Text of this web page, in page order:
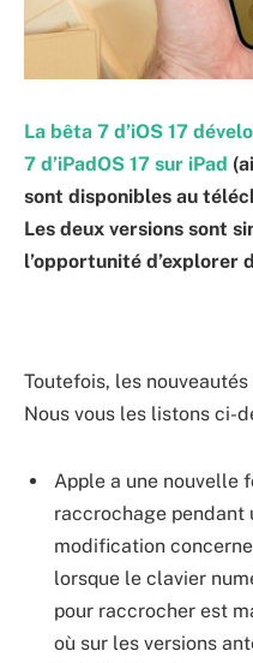
La bêta 7 d’iOS 17
7 d’iPadOS 17 sur iPad
sont disponibles au
Les deux versions sont
l’opportunité d’explorer
Toutefois, les
Nous vous les listons ci-
Apple a une nouvelle
raccrochage pendant
modification
lorsque le clavier
pour raccrocher est
où sur les versions